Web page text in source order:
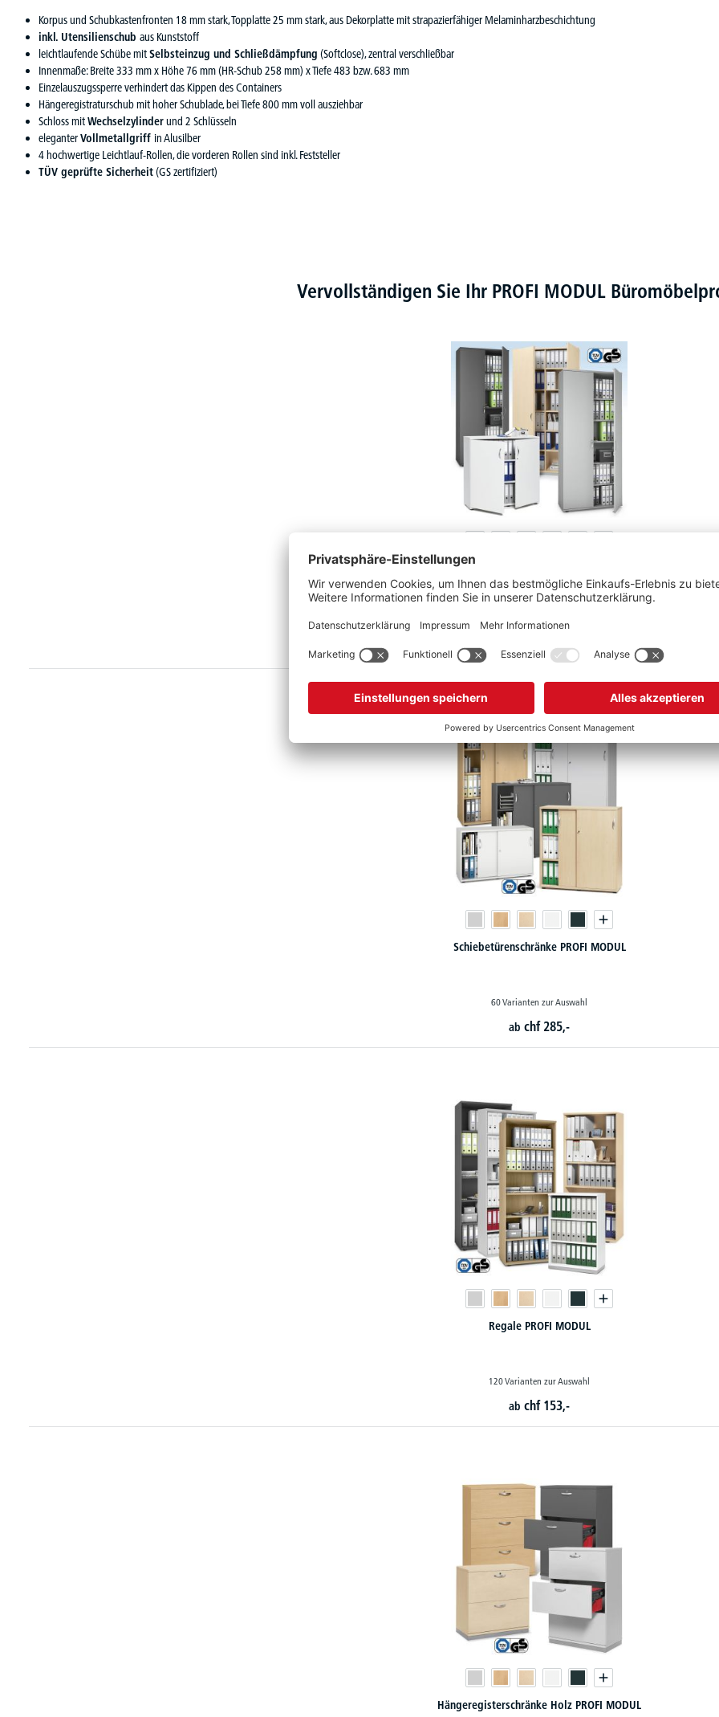
Korpus und Schubkastenfronten 18 mm stark, Topplatte 25 mm stark, aus Dekorplatte mit strapazierfähiger Melaminharzbeschichtung
inkl. Utensilienschub aus Kunststoff
leichtlaufende Schübe mitSelbsteinzug und Schließdämpfung (Softclose), zentral verschließbar
Innenmaße: Breite 333 mm x Höhe 76 mm (HR-Schub 258 mm) x Tiefe 483 bzw. 683 mm
Einzelauszugssperre verhindert das Kippen des Containers
Hängeregistraturschub mit hoher Schublade, bei Tiefe 800 mm voll ausziehbar
Schloss mitWechselzylinderund 2 Schlüsseln
eleganterVollmetallgriff in Alusilber
4 hochwertige Leichtlauf-Rollen, die vorderen Rollen sind inkl. Feststeller
TÜV geprüfte Sicherheit(GS zertifiziert)
Vervollständigen Sie Ihr PROFI MODUL
Flügeltürenschränke PROFI MODUL
130 Varianten zur Auswahl
chf 241,-
Schiebetürenschränke PROFI MODUL
60 Varianten zur Auswahl
ab chf 285,-
Regale PROFI MODUL
120 Varianten zur Auswahl
ab chf 153,-
Hängeregisterschränke Holz PROFI MODUL